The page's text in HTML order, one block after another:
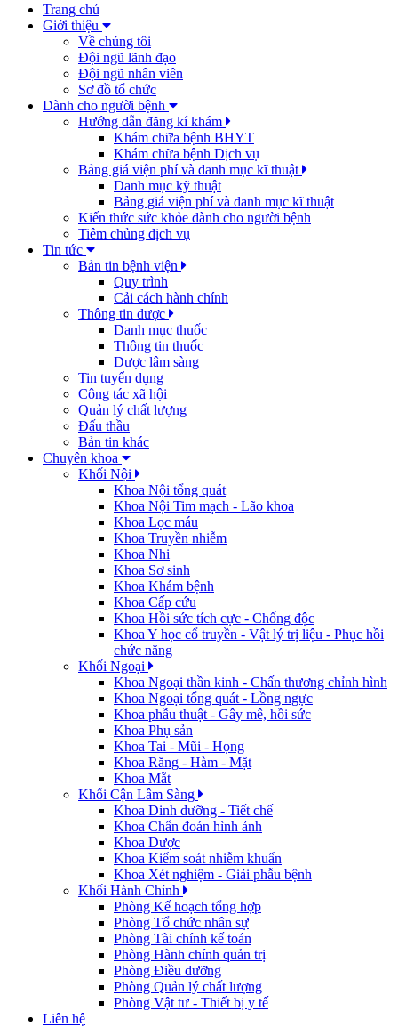
Trang chủ
Giới thiệu
Về chúng tôi
Đội ngũ lãnh đạo
Đội ngũ nhân viên
Sơ đồ tổ chức
Dành cho người bệnh
Hướng dẫn đăng kí khám
Khám chữa bệnh BHYT
Khám chữa bệnh Dịch vụ
Bảng giá viện phí và danh mục kĩ thuật
Danh mục kỹ thuật
Bảng giá viện phí và danh mục kĩ thuật
Kiến thức sức khỏe dành cho người bệnh
Tiêm chủng dịch vụ
Tin tức
Bản tin bệnh viện
Quy trình
Cải cách hành chính
Thông tin dược
Danh mục thuốc
Thông tin thuốc
Dược lâm sàng
Tin tuyển dụng
Công tác xã hội
Quản lý chất lượng
Đấu thầu
Bản tin khác
Chuyên khoa
Khối Nội
Khoa Nội tổng quát
Khoa Nội Tim mạch - Lão khoa
Khoa Lọc máu
Khoa Truyền nhiễm
Khoa Nhi
Khoa Sơ sinh
Khoa Khám bệnh
Khoa Cấp cứu
Khoa Hồi sức tích cực - Chống độc
Khoa Y học cổ truyền - Vật lý trị liệu - Phục hồi
chức năng
Khối Ngoại
Khoa Ngoại thần kinh - Chấn thương chỉnh hình
Khoa Ngoại tổng quát - Lồng ngực
Khoa phẫu thuật - Gây mê, hồi sức
Khoa Phụ sản
Khoa Tai - Mũi - Họng
Khoa Răng - Hàm - Mặt
Khoa Mắt
Khối Cận Lâm Sàng
Khoa Dinh dưỡng - Tiết chế
Khoa Chẩn đoán hình ảnh
Khoa Dược
Khoa Kiểm soát nhiễm khuẩn
Khoa Xét nghiệm - Giải phẫu bệnh
Khối Hành Chính
Phòng Kế hoạch tổng hợp
Phòng Tổ chức nhân sự
Phòng Tài chính kế toán
Phòng Hành chính quản trị
Phòng Điều dưỡng
Phòng Quản lý chất lượng
Phòng Vật tư - Thiết bị y tế
Liên hệ